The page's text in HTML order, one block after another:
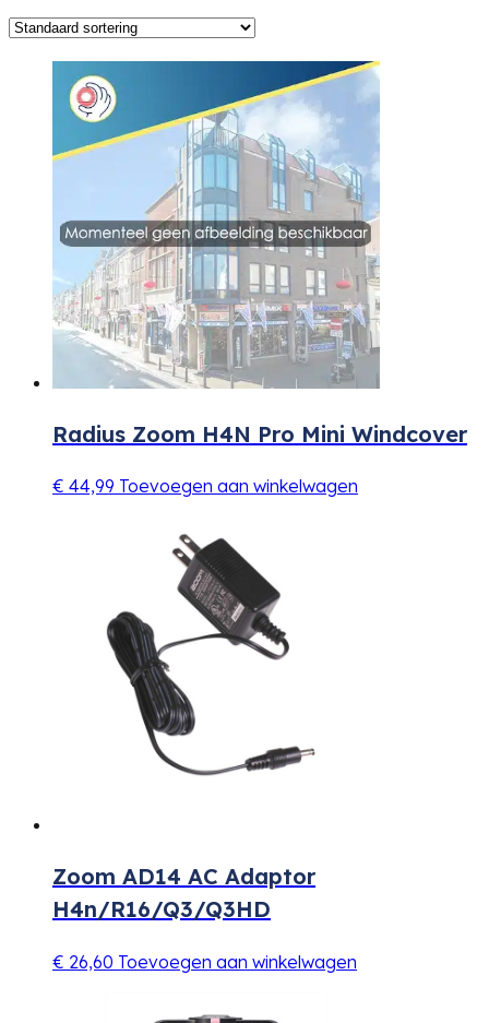
Radius Zoom H4N Pro Mini Windcover
€ 44,99 Toevoegen aan winkelwagen
Zoom AD14 AC Adaptor
H4n/R16/Q3/Q3HD
€ 26,60 Toevoegen aan winkelwagen